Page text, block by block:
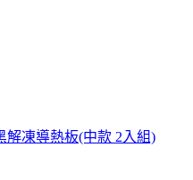
解凍導熱板(中款 2入組)